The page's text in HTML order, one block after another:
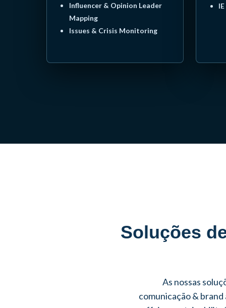
Influencer & Opinion Leader
Mapping
Issues & Crisis Monitoring
Soluções
As nossas
comunicação &